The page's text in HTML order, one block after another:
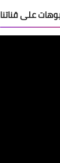
على قناتنا